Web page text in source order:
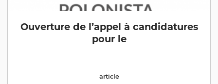
Ouverture de l’appel à candidatures
pour le
article